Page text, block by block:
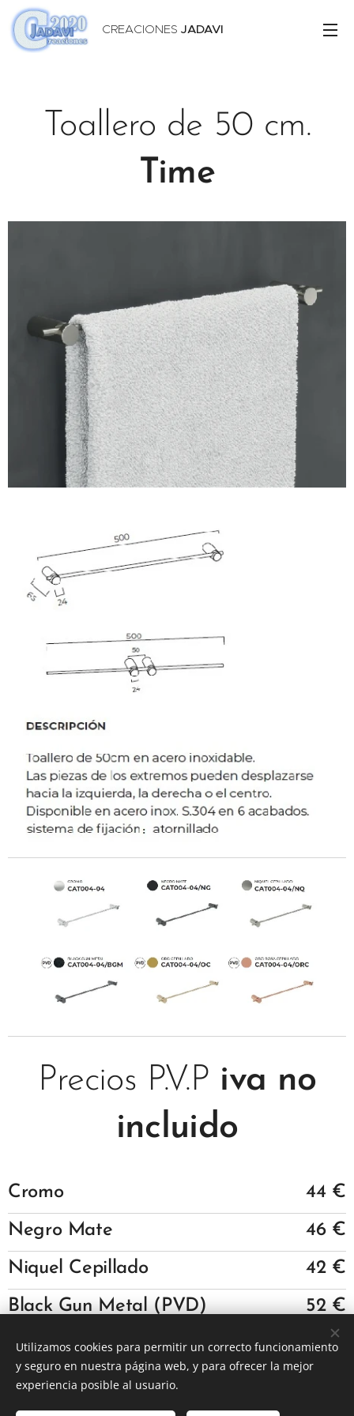
CREACIONES JADAVI
Toallero de 50 cm.
Time
Precios P.V.P iva no
incluido
Cromo
44 €
Negro Mate
46 €
Niquel Cepillado
42 €
Black Gun Metal (PVD)
52 €
Oro Cepillado (PVD)
51 €
Oro Rosa Cepillado (PVD)
Utilizamos cookies para permitir un correcto funcionamiento
y seguro en nuestra página web, y para ofrecer la mejor
experiencia posible al usuario.